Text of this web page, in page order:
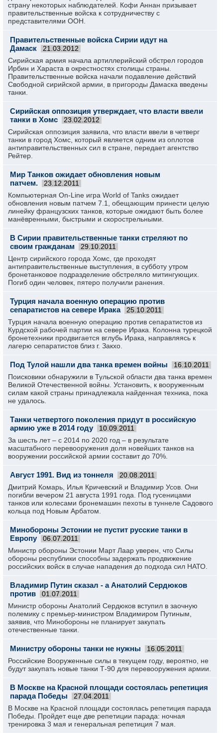
страну некоторых наблюдателей. Кофи Аннан призывает
правительственные войска к сотрудничеству с
представителями ООН.
Правительственные войска Сирии идут на
Дамаск
21.03.2012
Сирийская армия начала артиллерийский обстрел городов
Ирбин и Хараста в окрестностях столицы страны.
Правительственные войска начали подавление действий
Свободной сирийской армии, в пригороды Дамаска введены
танки.
Сирийская оппозиция утверждает, что власти ввели
танки в Хомс
23.02.2012
Сирийская оппозиция заявила, что власти ввели в четверг
танки в город Хомс, который является одним из оплотов
антиправительственных сил в стране, передает агентство
Рейтер.
Мир Танков ожидает обновления новым
патчем.
23.12.2011
Компьютерная On-Line игра World of Tanks ожидает
обновления новым патчем 7.1, обещающим принести целую
линейку французских танков, которые ожидают быть более
манёвренными, быстрыми и скорострельными.
В Сирии правительственные танки стреляют по
своим гражданам
29.10.2011
Центр сирийского города Хомс, где проходят
антиправительственные выступления, в субботу утром
бронетанковое подразделение обстреляло митингующих.
Погиб один человек, пятеро получили ранения.
Турция начала военную операцию против
сепаратистов на севере Ирака
25.10.2011
Турция начала военную операцию против сепаратистов из
Курдской рабочей партии на севере Ирака. Колонна турецкой
бронетехники продвигается вглубь Ирака, направляясь к
лагерю сепаратистов близ г. Закхо.
Под Тулой нашли два танка времен войны 16.10.2011
Поисковики обнаружили в Тульской области два танка времен
Великой Отечественной войны. Установить, к вооруженным
силам какой страны принадлежала найденная техника, пока
не удалось.
Танки четвертого поколения придут в российскую
армию уже в 2014 году
10.09.2011
За шесть лет – с 2014 по 2020 год – в результате
масштабного перевооружения доля новейших танков на
вооружении российской армии составит до 70%.
Август 1991. Вид из тоннеля 20.08.2011
Дмитрий Комарь, Илья Кричевский и Владимир Усов. Они
погибли вечером 21 августа 1991 года. Под гусеницами
танков или колесами бронемашин пехоты в туннеле Садового
кольца под Новым Арбатом.
Минобороны Эстонии не пустит русские танки в
Европу
06.07.2011
Министр обороны Эстонии Март Лаар уверен, что Силы
обороны республики способны задержать продвижение
российских войск в случае нападения до подхода сил НАТО.
Владимир Путин сказал - а Анатолий Сердюков
против
01.07.2011
Министр обороны Анатолий Сердюков вступил в заочную
полемику с премьер-министром Владимиром Путиным,
заявив, что Минобороны не планирует закупать
отечественные танки.
Министру обороны танки не нужны 16.05.2011
Российские Вооруженные силы в текущем году, вероятно, не
будут закупать новые танки Т-90 для перевооружения армии.
В Москве на Красной площади состоялась репетиция
парада Победы
27.04.2011
В Москве на Красной площади состоялась репетиция парада
Победы. Пройдет еще две репетиции парада: ночная
тренировка 3 мая и генеральная репетиция 7 мая.